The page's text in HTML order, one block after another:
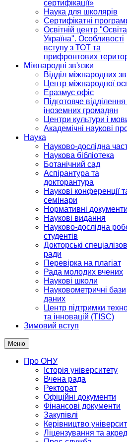
сертифікації»
Наука для школярів
Сертифікатні
Освітній центр
Україна". Особливості
вступу з ТОТ та
прифронтових
Міжнародні зв'язки
Відділ міжнародних
Центр міжнародної
Еразмус офіс
Підготовче
іноземних громадян
Центри культури і
Академічні наукові
Наука
Науково-дослідна
Наукова бібліотека
Ботанічний сад
Аспірантура та
докторантура
Наукові конференції
семінари
Нормативні документи
Наукові видання
Науково-дослідна
студентів
Докторські
ради
Перевірка на плагіат
Рада молодих вчених
Наукові школи
Науковометричні бази
даних
Центр підтримки
та інновацій (TISC)
Зимовий вступ
Меню
Про ОНУ
Історія університету
Вчена рада
Ректорат
Офіційні документи
Фінансові документи
Закупівлі
Керівництво
Ліцензування та